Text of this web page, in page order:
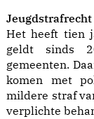
Jeugdstrafrecht
Het heeft tien
geldt sinds
gemeenten.
komen met
mildere straf
verplichte